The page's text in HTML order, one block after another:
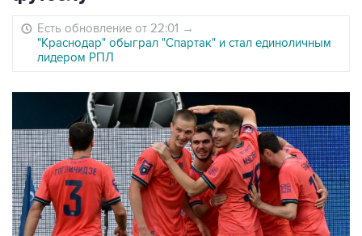
Есть обновление от 22:01 →
"Краснодар" обыграл "Спартак" и стал единоличным
лидером РПЛ